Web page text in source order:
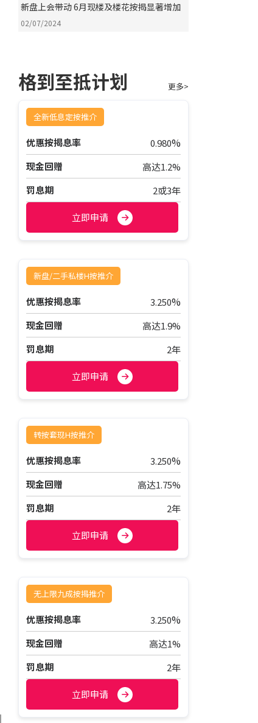
新盘上会带动 6月现楼及楼花按揭显著增加
02/07/2024
格到至抵计划 更多>
全新低息定按推介
优惠按揭息率 0.980%
现金回赠
高达1.2%
罚息期
2或3年
立即申请
新盘/二手私楼H按推介
优惠按揭息率 3.250%
现金回赠
高达1.9%
罚息期
2年
立即申请
转按套现H按推介
优惠按揭息率 3.250%
现金回赠
高达1.75%
罚息期
2年
立即申请
无上限九成按揭推介
优惠按揭息率 3.250%
现金回赠
高达1%
罚息期
2年
立即申请